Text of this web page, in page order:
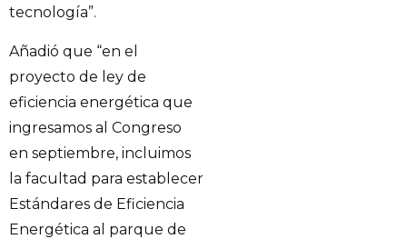
tecnología”.
Añadió que “en el
proyecto de ley de
eficiencia energética que
ingresamos al Congreso
en septiembre, incluimos
la facultad para establecer
Estándares de Eficiencia
Energética al parque de